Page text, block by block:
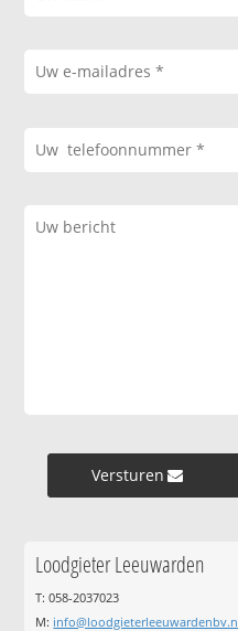
Versturen »
Loodgieter Leeuwarden
T: 058-2037023
M: